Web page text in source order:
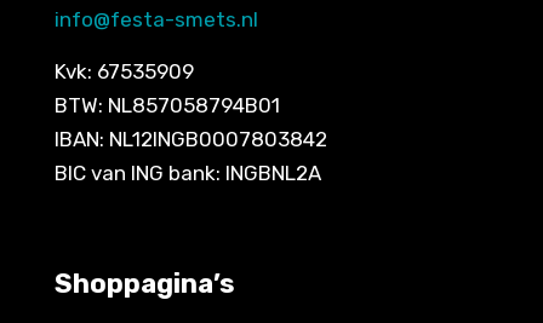
info@festa-smets.nl
Kvk: 67535909
BTW: NL857058794B01
IBAN: NL12INGB0007803842
BIC van ING bank: INGBNL2A
Shoppagina’s